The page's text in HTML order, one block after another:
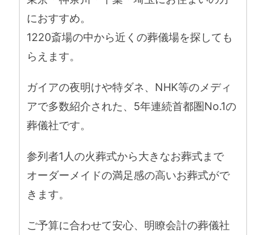
におすすめ。
1220斎場の中から近くの葬儀場を探しても
らえます。
ガイアの夜明けや特ダネ、NHK等のメディ
アで多数紹介された、5年連続首都圏No.1の
葬儀社です。
参列者1人の火葬式から大きなお葬式まで
オーダーメイドの満足感の高いお葬式がで
きます。
ご予算に合わせて安心、明瞭会計の葬儀社